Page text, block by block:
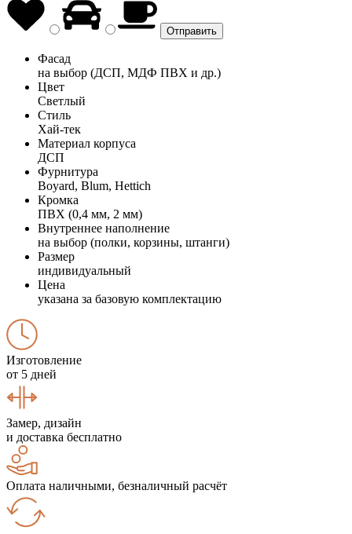
Фасад
на выбор (ДСП, МДФ ПВХ и др.)
Цвет
Светлый
Стиль
Хай-тек
Материал корпуса
ДСП
Фурнитура
Boyard, Blum, Hettich
Кромка
ПВХ (0,4 мм, 2 мм)
Внутреннее наполнение
на выбор (полки, корзины, штанги)
Размер
индивидуальный
Цена
указана за базовую комплектацию
Изготовление
от 5 дней
Замер, дизайн
и доставка бесплатно
Оплата наличными, безналичный расчёт